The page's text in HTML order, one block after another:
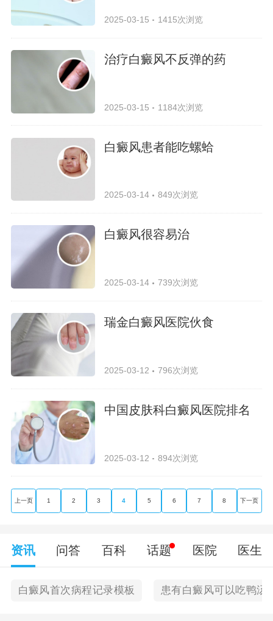
2025-03-15 1415次浏览
治疗白癜风不反弹的药
2025-03-15 1184次浏览
白癜风患者能吃螺蛤
2025-03-14 849次浏览
白癜风很容易治
2025-03-14 739次浏览
瑞金白癜风医院伙食
2025-03-12 796次浏览
中国皮肤科白癜风医院排名
2025-03-12 894次浏览
上一页 1 2 3 4 5 6 7 8 下一页
资讯 问答 百科 话题 医院 医生
白癜风首次病程记录模板 患有白癜风可以吃鸭汤